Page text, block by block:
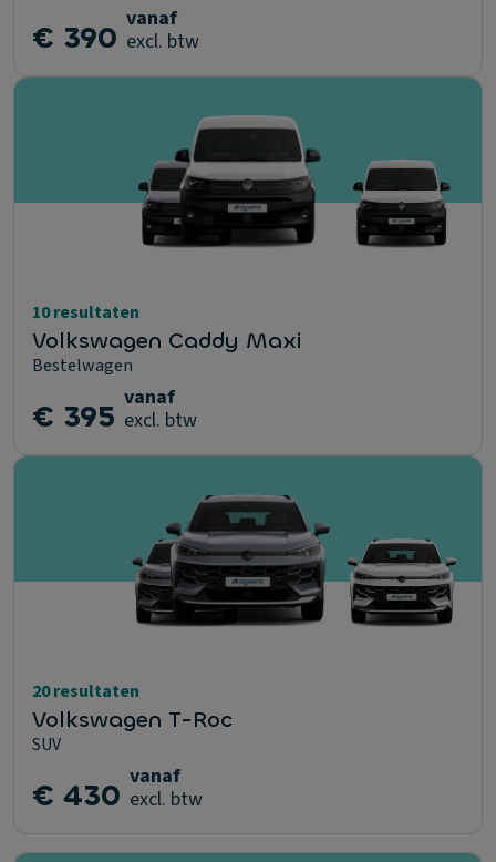
€ 390 vanaf
excl. btw
10 resultaten
Volkswagen Caddy Maxi
Bestelwagen
€ 395 vanaf
excl. btw
20 resultaten
Volkswagen T-Roc
SUV
€ 430 vanaf
excl. btw